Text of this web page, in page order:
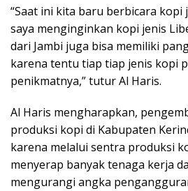
“Saat ini kita baru berbicara kopi
saya menginginkan kopi jenis
dari Jambi juga bisa memiliki
karena tentu tiap tiap jenis kopi
penikmatnya,” tutur Al Haris.
Al Haris mengharapkan,
produksi kopi di Kabupaten
karena melalui sentra produksi
menyerap banyak tenaga kerja
mengurangi angka